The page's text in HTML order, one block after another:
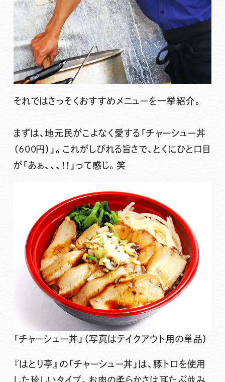
それではさっそくおすすめメニューを一挙紹介。
まずは、地元民がこよなく愛する 「チャーシュー丼
（600円）」。これがしびれる旨さで、とくにひと口目
が「あぁ、、、！！」って感じ。笑
「チャーシュー丼」（写真はテイクアウト用の単品）
『はとり亭』の「チャーシュー丼」は、 豚トロを使用
した珍しいタイプ。お肉の柔らかさは耳たぶ並み